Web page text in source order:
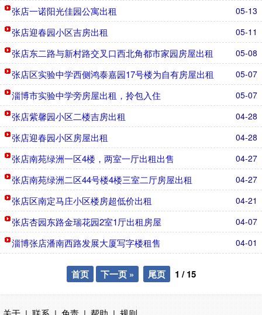
05-13
张店一诺阳光佳园公寓出租
05-11
张店迎春园小区吉房出租
05-08
张店东二路与新村路交叉口西北角都市家园房屋出租
05-07
张店区实验中学西侧鸿泰嘉园17号楼为自有房屋出租
05-07
淄博市实验中学旁房屋出租，拎包入住
04-28
张店紫馨园小区二楼吉房出租
04-28
张店迎春园小区房屋出租
04-27
张店南苑绿洲一区4楼，两室一厅出租出售
04-27
张店南苑绿洲二区44号楼4楼三室二厅房屋出租
04-21
张店区南定马庄小区楼房超低价出租
04-07
张店杏园东路金瑞花园2室1厅出租房屋
04-01
淄博张店潘南西路发展大厦写字楼租售
首页 下一页 » 尾页 1 /15